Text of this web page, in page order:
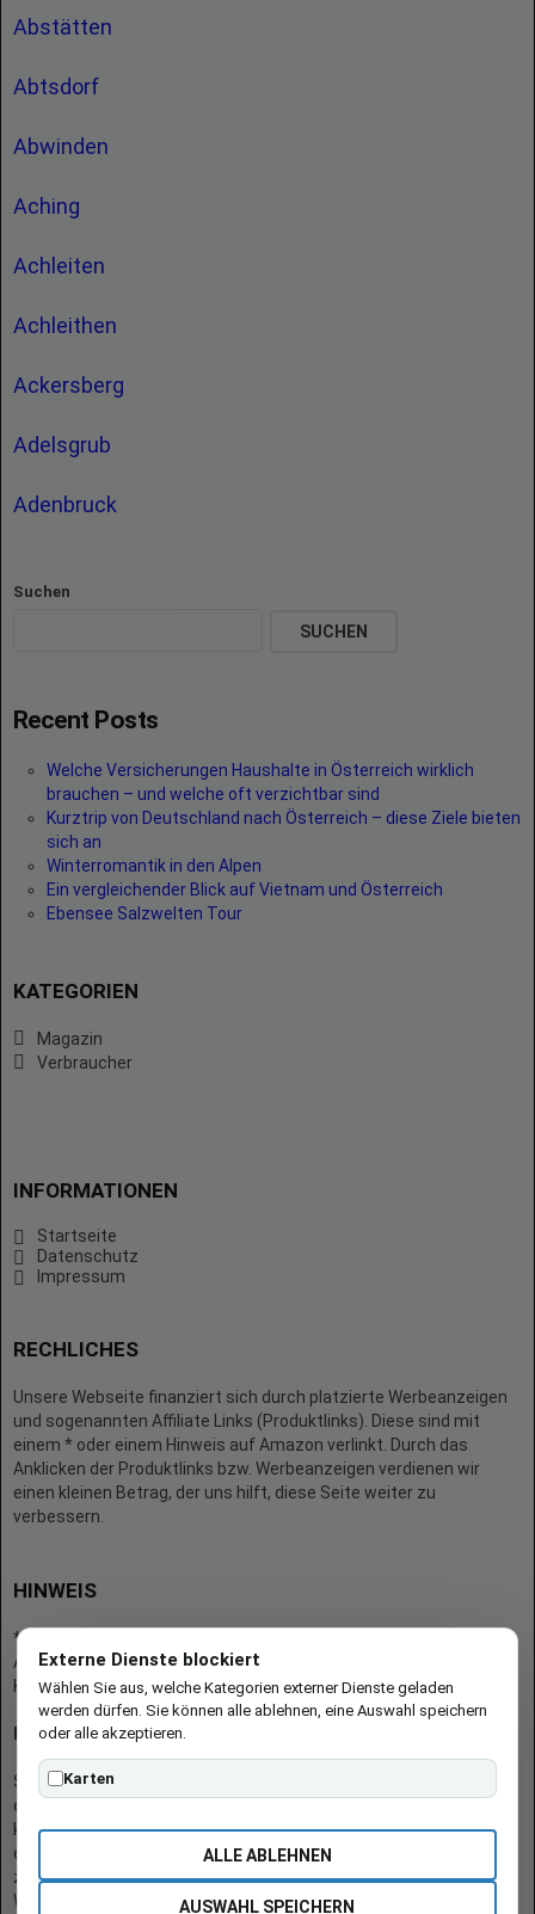
Abstätten
Abtsdorf
Abwinden
Aching
Achleiten
Achleithen
Ackersberg
Adelsgrub
Adenbruck
Suchen
SUCHEN
Recent Posts
Welche Versicherungen Haushalte in Österreich wirklich
brauchen – und welche oft verzichtbar sind
Kurztrip von Deutschland nach Österreich – diese Ziele bieten
sich an
Winterromantik in den Alpen
Ein vergleichender Blick auf Vietnam und Österreich
Ebensee Salzwelten Tour
KATEGORIEN
Magazin
Verbraucher
INFORMATIONEN
Startseite
Datenschutz
Impressum
RECHLICHES
Unsere Webseite finanziert sich durch platzierte Werbeanzeigen
und sogenannten Affiliate Links (Produktlinks). Diese sind mit
einem * oder einem Hinweis auf Amazon verlinkt. Durch das
Anklicken der Produktlinks bzw. Werbeanzeigen verdienen wir
einen kleinen Betrag, der uns hilft, diese Seite weiter zu
verbessern.
HINWEIS
* = Afilliate-Link (=Werbung)
Als Amazon-Partner verdient der Seitenbetreiber an qualifizierten
Käufen.
Hinweis zu Preisen und Verfügbarkeiten
Sofern Produktpreise und Verfügbarkeiten angezeigt werden,
entsprechen diese dem angegebenen Stand (Datum/Uhrzeit) und
können sich auf der verlinkten Seite jederzeit ändern. Für den Kauf
eines Produkts gelten die Angaben zu Preis und Verfügbarkeit, die
zum Kaufzeitpunkt [auf der/den maßgeblichen Amazon-
Website(s)] angezeigt werden.
Externe Dienste blockiert
Wählen Sie aus, welche Kategorien externer Dienste geladen
werden dürfen. Sie können alle ablehnen, eine Auswahl speichern
oder alle akzeptieren.
Karten
ALLE ABLEHNEN
AUSWAHL SPEICHERN